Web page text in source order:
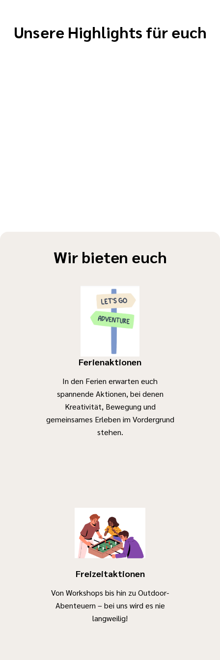
über unsere
nächsten
Unsere Highlights für euch
Wir bieten euch
Ferienaktionen
In den Ferien erwarten euch
spannende Aktionen, bei denen
Kreativität, Bewegung und
gemeinsames Erleben im Vordergrund
stehen.
Freizeitaktionen
Von Workshops bis hin zu Outdoor-
Abenteuern – bei uns wird es nie
langweilig!